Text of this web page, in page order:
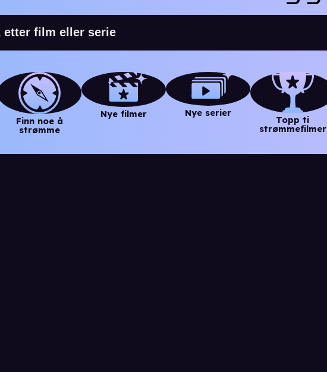
Finn noe å
strømme
Nye filmer Nye serier
Topp ti
strømmefilmer